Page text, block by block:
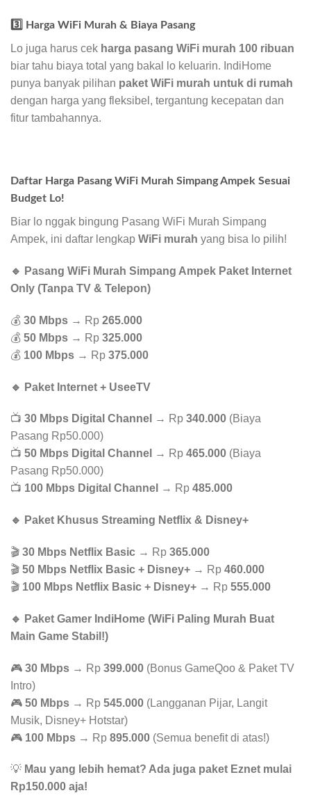
3️⃣ Harga WiFi Murah & Biaya Pasang
Lo juga harus cek harga pasang WiFi murah 100 ribuan
biar tahu biaya total yang bakal lo keluarin. IndiHome
punya banyak pilihan paket WiFi murah untuk di rumah
dengan harga yang fleksibel, tergantung kecepatan dan
fitur tambahannya.
Daftar Harga Pasang WiFi Murah Simpang Ampek Sesuai
Budget Lo!
Biar lo nggak bingung Pasang WiFi Murah Simpang
Ampek, ini daftar lengkap WiFi murah yang bisa lo pilih!
🔹 Pasang WiFi Murah Simpang Ampek Paket Internet
Only (Tanpa TV & Telepon)
💰 30 Mbps → Rp 265.000
💰 50 Mbps → Rp 325.000
💰 100 Mbps → Rp 375.000
🔹 Paket Internet + UseeTV
📺 30 Mbps Digital Channel → Rp 340.000 (Biaya
Pasang Rp50.000)
📺 50 Mbps Digital Channel → Rp 465.000 (Biaya
Pasang Rp50.000)
📺 100 Mbps Digital Channel → Rp 485.000
🔹 Paket Khusus Streaming Netflix & Disney+
🎬 30 Mbps Netflix Basic → Rp 365.000
🎬 50 Mbps Netflix Basic + Disney+ → Rp 460.000
🎬 100 Mbps Netflix Basic + Disney+ → Rp 555.000
🔹 Paket Gamer IndiHome (WiFi Paling Murah Buat
Main Game Stabil!)
🎮 30 Mbps → Rp 399.000 (Bonus GameQoo & Paket TV
Intro)
🎮 50 Mbps → Rp 545.000 (Langganan Pijar, Langit
Musik, Disney+ Hotstar)
🎮 100 Mbps → Rp 895.000 (Semua benefit di atas!)
💡 Mau yang lebih hemat? Ada juga paket Eznet mulai
Rp150.000 aja!